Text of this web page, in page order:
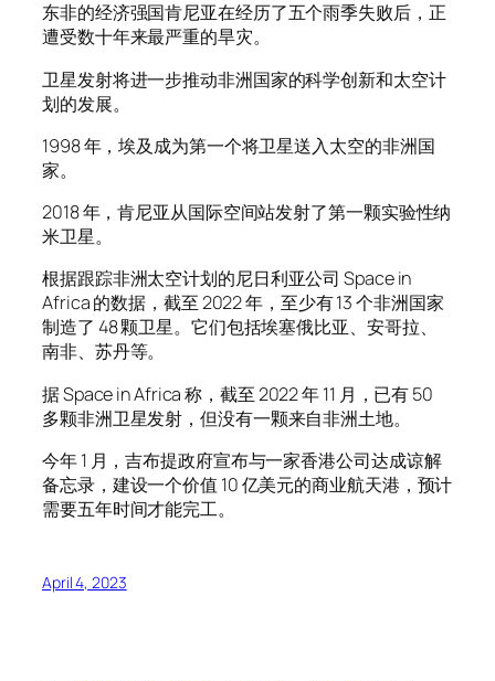
东非的经济强国肯尼亚在经历了五个雨季失败后，正
遭受数十年来最严重的旱灾。
卫星发射将进一步推动非洲国家的科学创新和太空计
划的发展。
1998 年，埃及成为第一个将卫星送入太空的非洲国
家。
2018 年，肯尼亚从国际空间站发射了第一颗实验性纳
米卫星。
根据跟踪非洲太空计划的尼日利亚公司 Space in
Africa 的数据，截至 2022 年，至少有 13 个非洲国家
制造了 48 颗卫星。它们包括埃塞俄比亚、安哥拉、
南非、苏丹等。
据 Space in Africa 称，截至 2022 年 11 月，已有 50
多颗非洲卫星发射，但没有一颗来自非洲土地。
今年 1 月，吉布提政府宣布与一家香港公司达成谅解
备忘录，建设一个价值 10 亿美元的商业航天港，预计
需要五年时间才能完工。
April 4, 2023